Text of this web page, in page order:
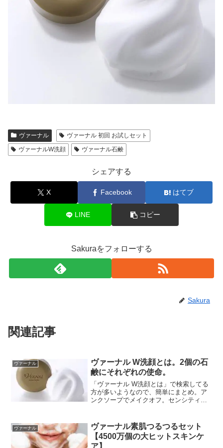
ヴァーナル
ヴァーナル 初回 お試しセット
ヴァーナルW洗顔
ヴァーナル石鹸
シェアする
X Facebook はてブ
LINE コピー
Sakuraをフォローする
Sakura
関連記事
ヴァーナル
ヴァーナル W洗顔とは。2個の石
鹸にそれぞれの使命。
「ヴァーナル W洗顔とは」で検索してる
方が多いようなので、簡単にまとめ。ア
ンクソープでメイクオフ。センシティブ
ヴァーナル
ヴァーナル素肌つるつるセット
【4500万個の大ヒットスキンケ